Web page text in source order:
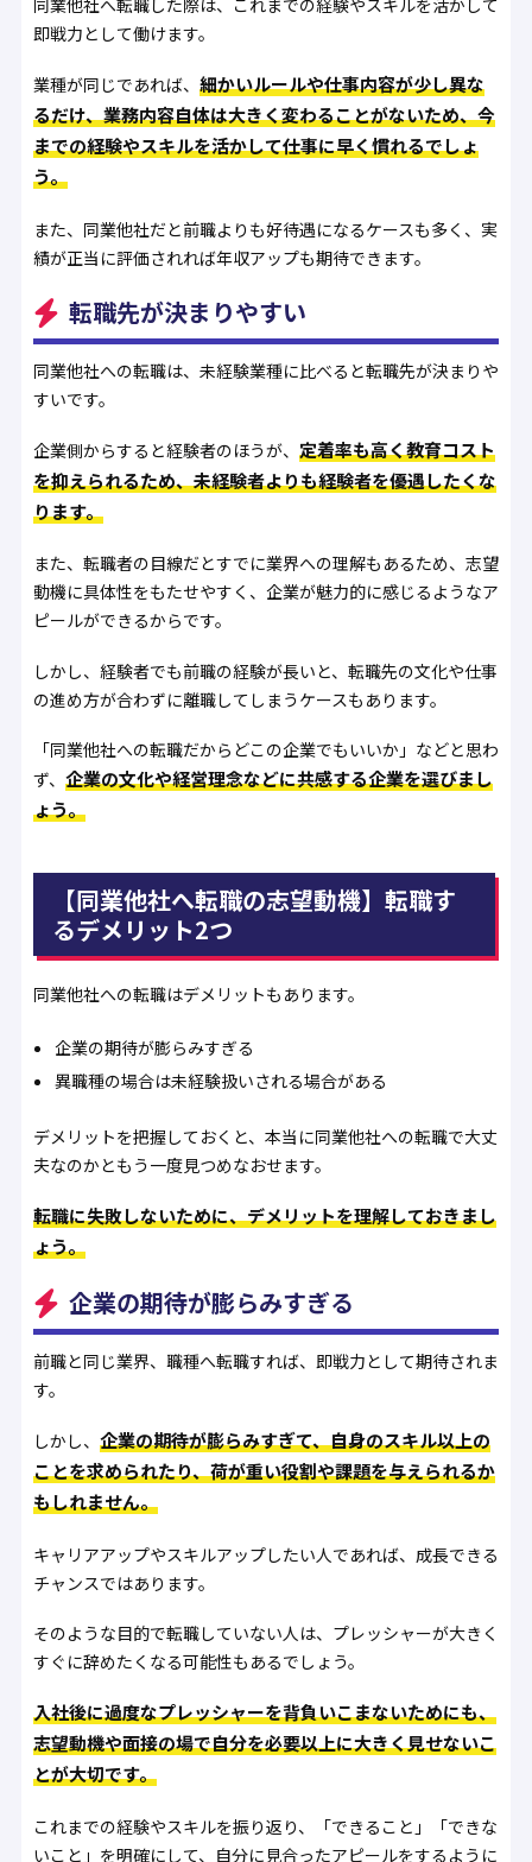
即戦力として働けます。
業種が同じであれば、 細かいルールや仕事内容が少し異な
るだけ、業務内容自体は大きく変わることがないため、今
までの経験やスキルを活かして仕事に早く慣れるでしょ
う。
また、同業他社だと前職よりも好待遇になるケースも多く、実
績が正当に評価されれば年収アップも期待できます。
転職先が決まりやすい
同業他社への転職は、未経験業種に比べると転職先が決まりや
すいです。
企業側からすると経験者のほうが、 定着率も高く教育コスト
を抑えられるため、未経験者よりも経験者を優遇したくな
ります。
また、転職者の目線だとすでに業界への理解もあるため、志望
動機に具体性をもたせやすく、企業が魅力的に感じるようなア
ピールができるからです。
しかし、経験者でも前職の経験が長いと、転職先の文化や仕事
の進め方が合わずに離職してしまうケースもあります。
「同業他社への転職だからどこの企業でもいいか」などと思わ
ず、 企業の文化や経営理念などに共感する企業を選びまし
ょう。
【同業他社へ転職の志望動機】転職す
るデメリット2つ
同業他社への転職はデメリットもあります。
企業の期待が膨らみすぎる
異職種の場合は未経験扱いされる場合がある
デメリットを把握しておくと、本当に同業他社への転職で大丈
夫なのかともう一度見つめなおせます。
転職に失敗しないために、デメリットを理解しておきまし
ょう。
企業の期待が膨らみすぎる
前職と同じ業界、職種へ転職すれば、即戦力として期待されま
す。
しかし、 企業の期待が膨らみすぎて、自身のスキル以上の
ことを求められたり、荷が重い役割や課題を与えられるか
もしれません。
キャリアアップやスキルアップしたい人であれば、成長できる
チャンスではあります。
そのような目的で転職していない人は、プレッシャーが大きく
すぐに辞めたくなる可能性もあるでしょう。
入社後に過度なプレッシャーを背負いこまないためにも、
志望動機や面接の場で自分を必要以上に大きく見せないこ
とが大切です。
これまでの経験やスキルを振り返り、「できること」「できな
いこと」を明確にして、自分に見合ったアピールをするように